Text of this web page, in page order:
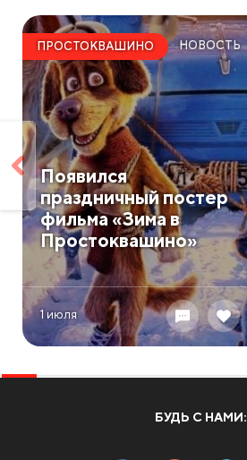
ПРОСТОКВАШИНО НОВОСТЬ
Появился
праздничный постер
фильма «Зима в
Простоквашино»
1 июля
БУДЬ С НАМИ: